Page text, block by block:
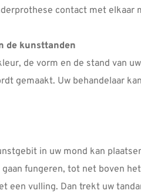
contact met elkaar
de kunsttanden
de vorm en de stand van
gemaakt. Uw behandelaar
in uw mond kan
fungeren, tot net boven
een vulling. Dan trekt uw